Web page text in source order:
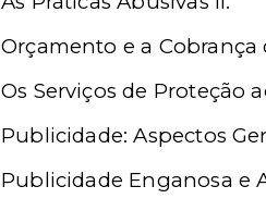
Orçamento e a Cobrança
Os Serviços de Proteção
Publicidade: Aspectos
Publicidade Enganosa e